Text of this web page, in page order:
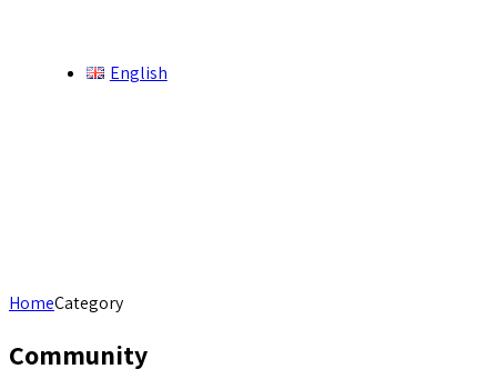
English
HomeCategory
Community